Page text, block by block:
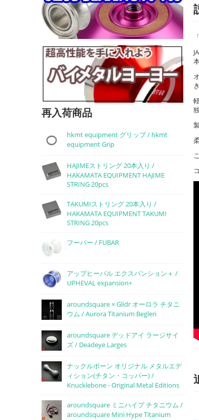
再入荷商品
hkmt equipment グリップ / hkmt
equipment Grip
HAJIMEストリング 20本入り /
HAKAMATA EQUIPMENT HAJIME
STRING 20pcs
TAKUMIストリング 20本入り /
HAKAMATA EQUIPMENT TAKUMI
STRING 20pcs
フーバー / FUBAR
アップヒーバル エクスパンション＋ /
UPHEVAL expansion+
aroundsquare × Glidr オーロラ チタニ
ウム / Aurora Titanium Begleri
aroundsquare デッドアイ ラージサイ
ズ / Deadeye Larges
ナックルボーン オリジナル メタルエデ
ィション(チタン・コッパー) /
Knucklebone - Original Metal Editions
aroundsquare ミニハイプ チタニウム /
aroundsquare Mini Hype Titanium